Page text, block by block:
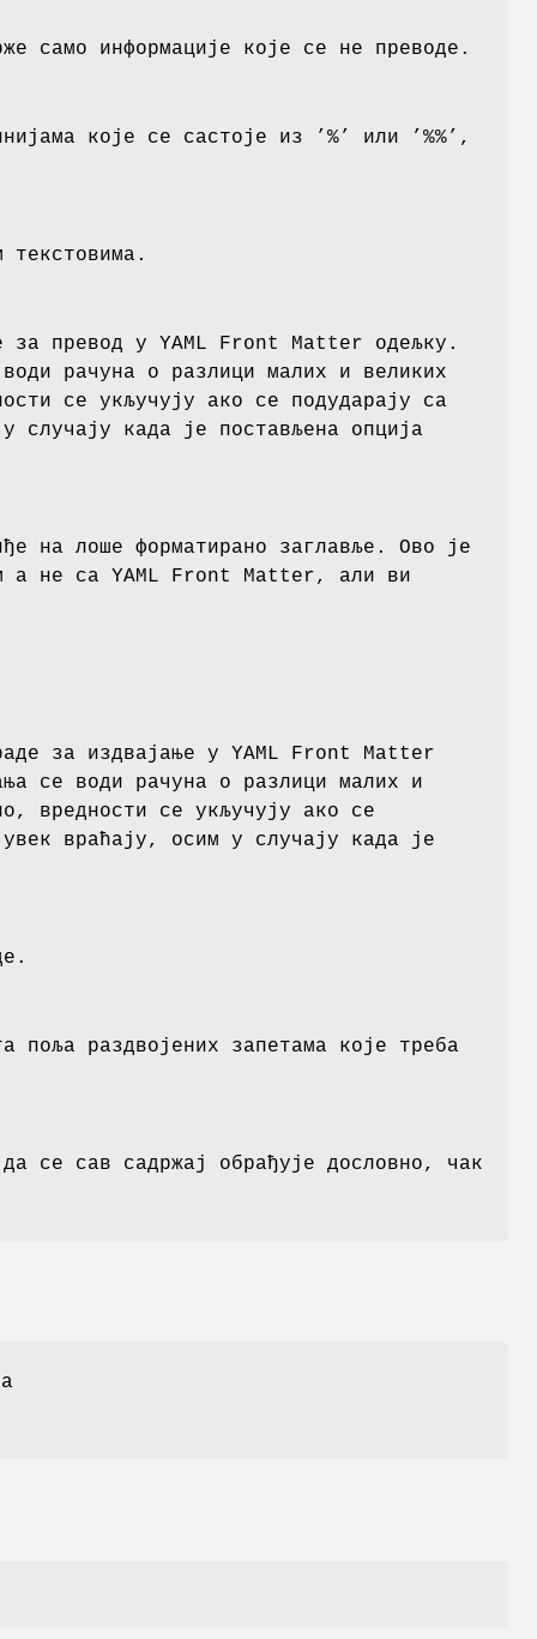
само информације које се не преводе.
које се састоје из ’%’ или ’%%’,
текстовима.
за превод у YAML Front Matter одељку.
рачуна о разлици малих и великих
се укључују ако се подударају са
случају када је постављена опција
на лоше форматирано заглавље. Ово је
а не са YAML Front Matter, али ви
за издвајање у YAML Front Matter
се води рачуна о разлици малих и
вредности се укључују ако се
враћају, осим у случају када је
поља раздвојених запетама које треба
се сав садржај обрађује дословно, чак